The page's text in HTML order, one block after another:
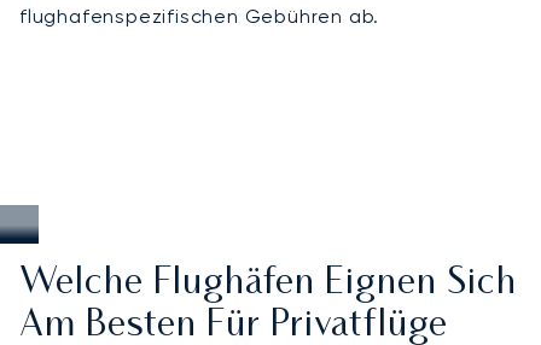
flughafenspezifischen Gebühren ab.
Welche Flughäfen Eignen Sich
Am Besten Für Privatflüge